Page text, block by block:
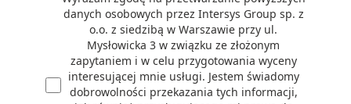
danych osobowych przez Intersys Group sp. z
o.o. z siedzibą w Warszawie przy ul.
Mysłowicka 3 w związku ze złożonym
zapytaniem i w celu przygotowania wyceny
interesującej mnie usługi. Jestem świadomy
dobrowolności przekazania tych informacji,